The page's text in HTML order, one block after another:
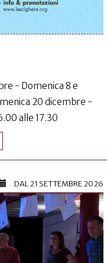
- Domenica 8 e
20 dicembre -
alle 17.30
DAL21 SETTEMBRE 2026